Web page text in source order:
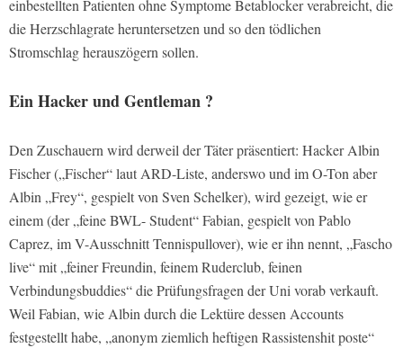
einbestellten Patienten ohne Symptome Betablocker verabreicht, die
die Herzschlagrate heruntersetzen und so den tödlichen
Stromschlag herauszögern sollen.
Ein Hacker und Gentleman ?
Den Zuschauern wird derweil der Täter präsentiert: Hacker Albin
Fischer („Fischer“ laut ARD-Liste, anderswo und im O-Ton aber
Albin „Frey“, gespielt von Sven Schelker), wird gezeigt, wie er
einem (der „feine BWL- Student“ Fabian, gespielt von Pablo
Caprez, im V-Ausschnitt Tennispullover), wie er ihn nennt, „Fascho
live“ mit „feiner Freundin, feinem Ruderclub, feinen
Verbindungsbuddies“ die Prüfungsfragen der Uni vorab verkauft.
Weil Fabian, wie Albin durch die Lektüre dessen Accounts
festgestellt habe, „anonym ziemlich heftigen Rassistenshit poste“